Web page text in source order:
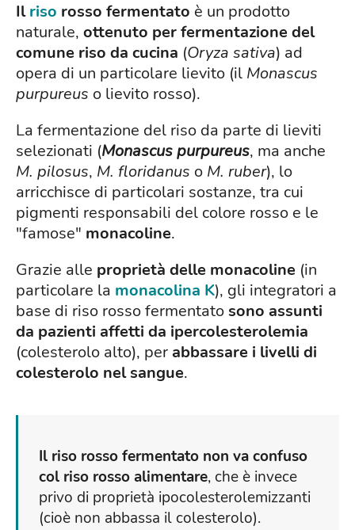
Ilriso rosso fermentato è un prodotto
naturale, ottenuto per fermentazione del
comune riso da cucina (Oryza sativa) ad
opera di un particolare lievito (il Monascus
purpureus o lievito rosso).
La fermentazione del riso da parte di lieviti
selezionati (Monascus purpureus, ma anche
M. pilosus, M. floridanus o M. ruber), lo
arricchisce di particolari sostanze, tra cui
pigmenti responsabili del colore rosso e le
"famose" monacoline.
Grazie alle proprietà delle monacoline (in
particolare la monacolina K), gli integratori a
base di riso rosso fermentatosono assunti
da pazienti affetti da ipercolesterolemia
(colesterolo alto), per abbassare i livelli di
colesterolo nel sangue.
Il riso rosso fermentato non va confuso
col riso rosso alimentare, che è invece
privo di proprietà ipocolesterolemizzanti
(cioè non abbassa il colesterolo).